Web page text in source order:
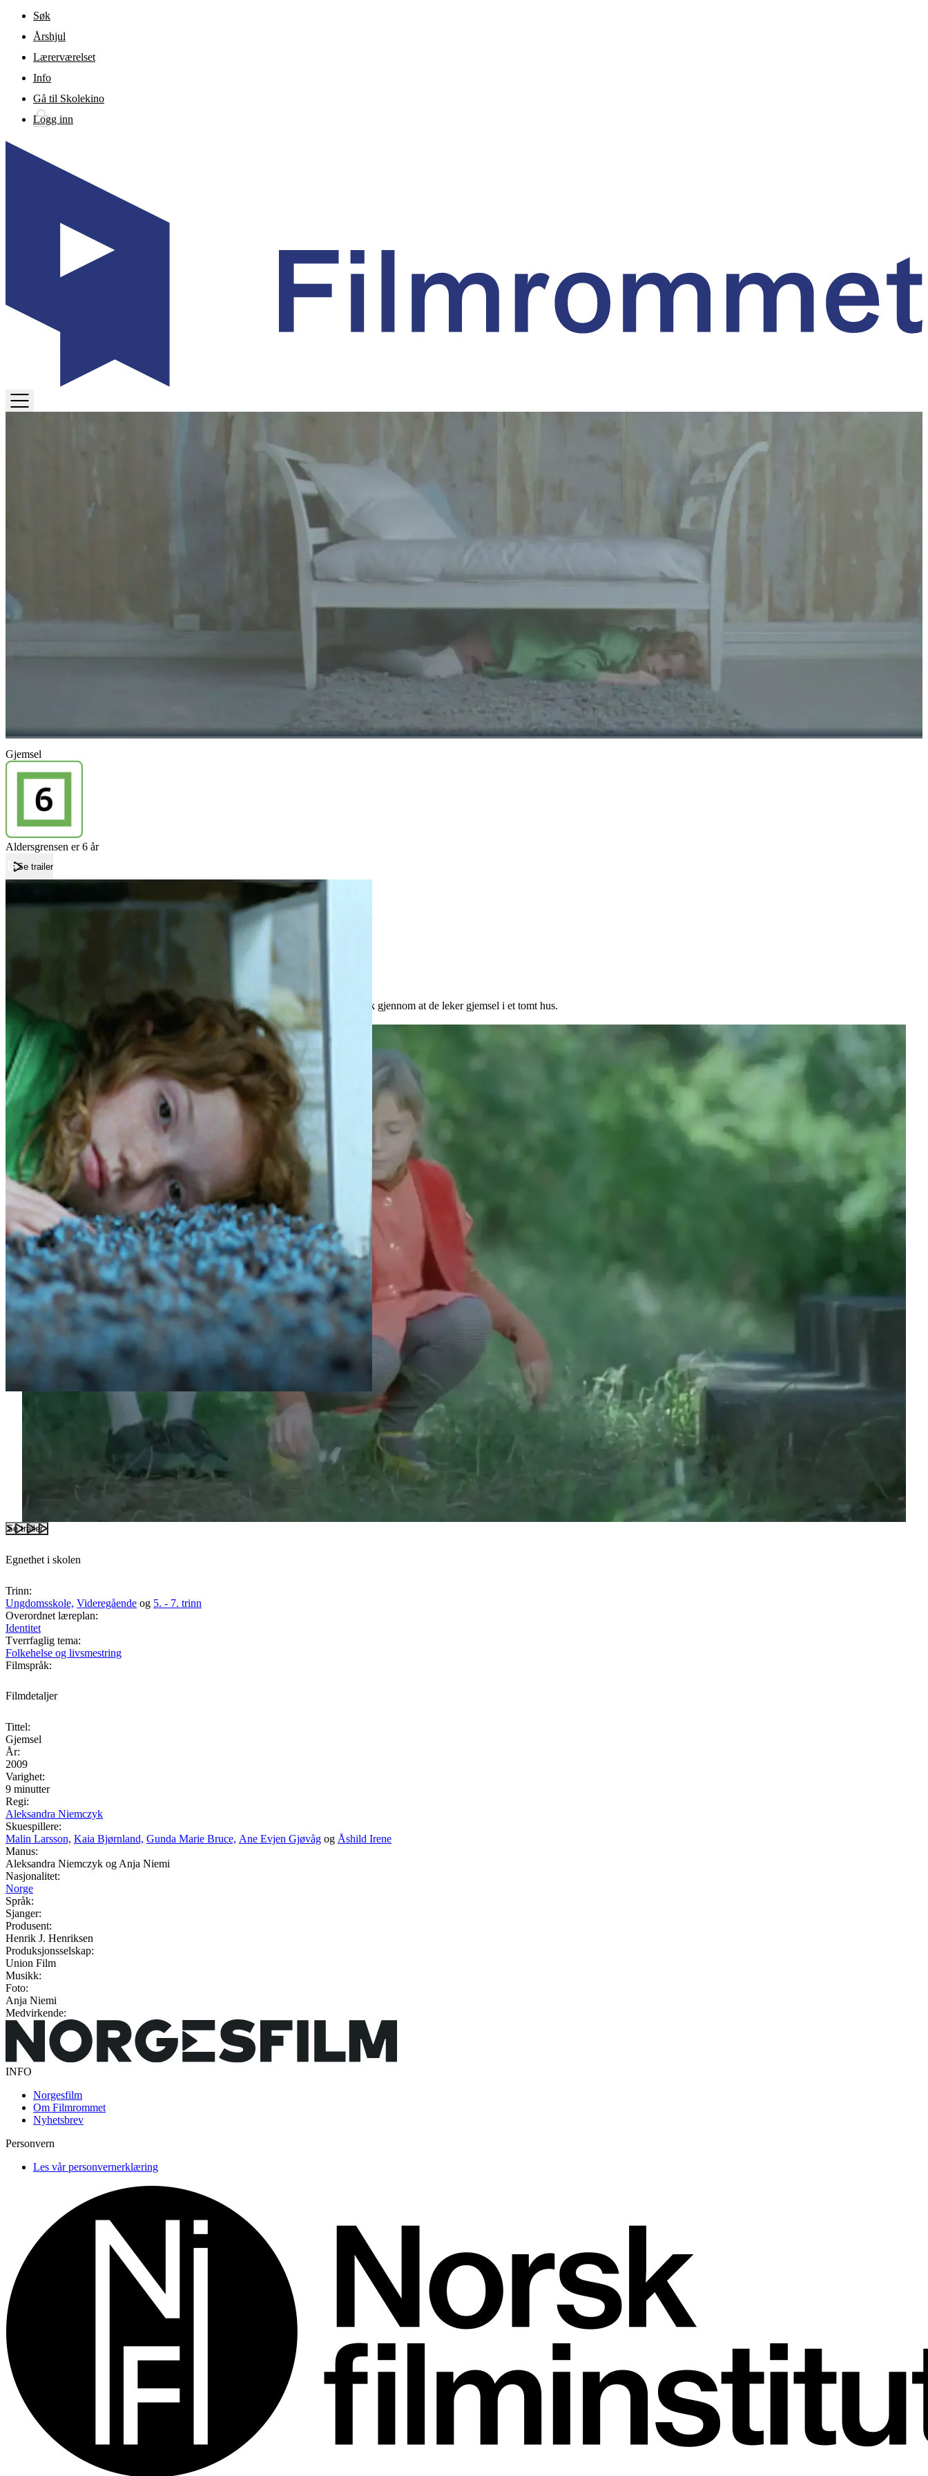
Gå til hovedinnhold
Søk
Årshjul
Lærerværelset
Info
Gå til Skolekino
Logg inn
Gjemsel
Aldersgrensen er 6 år
Se trailer
Gjemsel forteller om to jenters reise gjennom ulike stadier av livet – fortalt metaforisk gjennom at de leker gjemsel i et tomt hus.
Publisert 01.12.2024
Se trailer
Egnethet i skolen
Trinn:
Ungdomsskole, Videregående og 5. - 7. trinn
Overordnet læreplan:
Identitet
Tverrfaglig tema:
Folkehelse og livsmestring
Filmspråk:
Filmdetaljer
Tittel:
Gjemsel
År:
2009
Varighet:
9 minutter
Regi:
Aleksandra Niemczyk
Skuespillere:
Malin Larsson, Kaia Bjørnland, Gunda Marie Bruce, Ane Evjen Gjøvåg og Åshild Irene
Manus:
Aleksandra Niemczyk og Anja Niemi
Nasjonalitet:
Norge
Språk:
Sjanger:
Produsent:
Henrik J. Henriksen
Produksjonsselskap:
Union Film
Musikk:
Foto:
Anja Niemi
Medvirkende:
INFO
Norgesfilm
Om Filmrommet
Nyhetsbrev
Personvern
Les vår personvernerklæring